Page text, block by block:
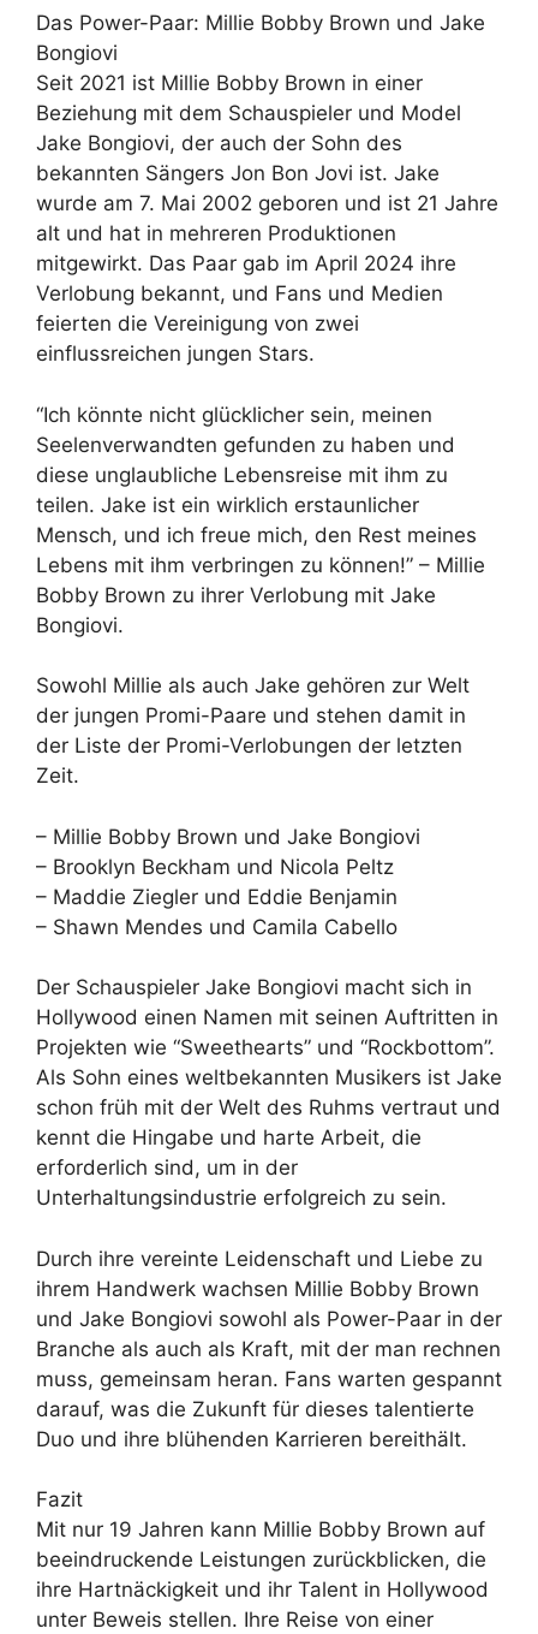
Das Power-Paar: Millie Bobby Brown und Jake
Bongiovi
Seit 2021 ist Millie Bobby Brown in einer
Beziehung mit dem Schauspieler und Model
Jake Bongiovi, der auch der Sohn des
bekannten Sängers Jon Bon Jovi ist. Jake
wurde am 7. Mai 2002 geboren und ist 21 Jahre
alt und hat in mehreren Produktionen
mitgewirkt. Das Paar gab im April 2024 ihre
Verlobung bekannt, und Fans und Medien
feierten die Vereinigung von zwei
einflussreichen jungen Stars.
“Ich könnte nicht glücklicher sein, meinen
Seelenverwandten gefunden zu haben und
diese unglaubliche Lebensreise mit ihm zu
teilen. Jake ist ein wirklich erstaunlicher
Mensch, und ich freue mich, den Rest meines
Lebens mit ihm verbringen zu können!” – Millie
Bobby Brown zu ihrer Verlobung mit Jake
Bongiovi.
Sowohl Millie als auch Jake gehören zur Welt
der jungen Promi-Paare und stehen damit in
der Liste der Promi-Verlobungen der letzten
Zeit.
– Millie Bobby Brown und Jake Bongiovi
– Brooklyn Beckham und Nicola Peltz
– Maddie Ziegler und Eddie Benjamin
– Shawn Mendes und Camila Cabello
Der Schauspieler Jake Bongiovi macht sich in
Hollywood einen Namen mit seinen Auftritten in
Projekten wie “Sweethearts” und “Rockbottom”.
Als Sohn eines weltbekannten Musikers ist Jake
schon früh mit der Welt des Ruhms vertraut und
kennt die Hingabe und harte Arbeit, die
erforderlich sind, um in der
Unterhaltungsindustrie erfolgreich zu sein.
Durch ihre vereinte Leidenschaft und Liebe zu
ihrem Handwerk wachsen Millie Bobby Brown
und Jake Bongiovi sowohl als Power-Paar in der
Branche als auch als Kraft, mit der man rechnen
muss, gemeinsam heran. Fans warten gespannt
darauf, was die Zukunft für dieses talentierte
Duo und ihre blühenden Karrieren bereithält.
Fazit
Mit nur 19 Jahren kann Millie Bobby Brown auf
beeindruckende Leistungen zurückblicken, die
ihre Hartnäckigkeit und ihr Talent in Hollywood
unter Beweis stellen. Ihre Reise von einer